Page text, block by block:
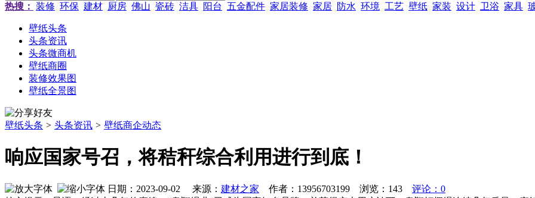
热搜： 装修 环保 建材 厨房 佛山 瓷砖 洁具 阳台 五金配件 家居装修 家居 防水 环境 工艺 壁纸 家装 设计 卫浴 家具
壁纸头条
头条资讯
头条微商机
壁纸商圈
装修效果图
壁纸全景图
壁纸头条 > 头条资讯 > 壁纸商企动态
响应国家号召，将秸秆综合利用进行到底！
日期：2023-09-02 来源： 建材之家 作者：13956703199 浏览： 143
评论：0